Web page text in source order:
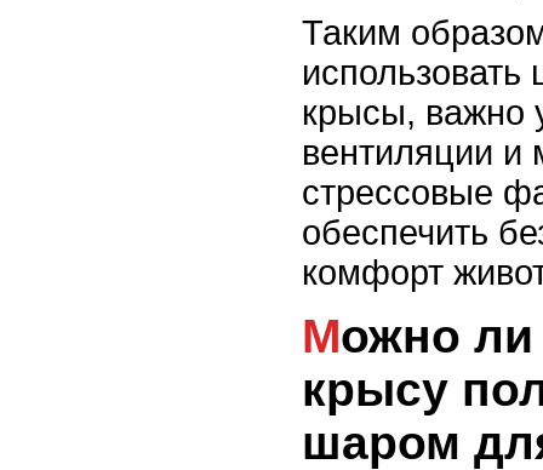
Таким
крысы, важно
вентиляции и
стрессовые
обеспечить
комфорт
Можно ли обучать
крысу
шаром